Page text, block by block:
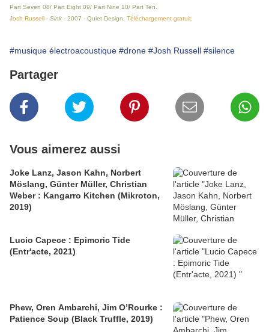
Part Seven 08/ Part Eight 09/ Part Nine 10/ Part Ten.
Josh Russell - Sink - 2007 - Quiet Design. Téléchargement gratuit
#musique électroacoustique #drone #Josh Russell #silence
Partager
Vous aimerez aussi
Joke Lanz, Jason Kahn, Norbert
Möslang, Günter Müller, Christian
Weber : Kangarro Kitchen (Mikroton,
2019)
Lucio Capece : Epimoric Tide
(Entr'acte, 2021)
Phew, Oren Ambarchi, Jim O’Rourke :
Patience Soup (Black Truffle, 2019)